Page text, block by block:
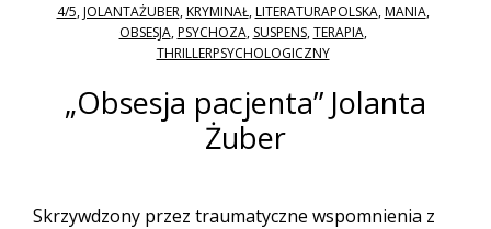
4/5,JOLANTAŻUBER,KRYMINAŁ,LITERATURAPOLSKA,MANIA,
OBSESJA,PSYCHOZA, SUSPENS,TERAPIA,
THRILLERPSYCHOLOGICZNY
„Obsesja pacjenta” Jolanta
Żuber
Skrzywdzony przez traumatyczne wspomnienia z